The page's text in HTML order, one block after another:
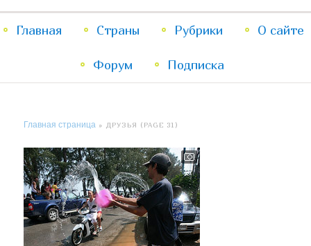
меню
Перейти
к
Перейти
к
Главная Страны Рубрики О сайте
Форум Подписка
Главная страница » ДРУЗЬЯ (PAGE 31)